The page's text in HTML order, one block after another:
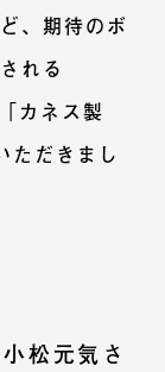
、期待のボ
れる
カネス製
ただきまし
松元気さ